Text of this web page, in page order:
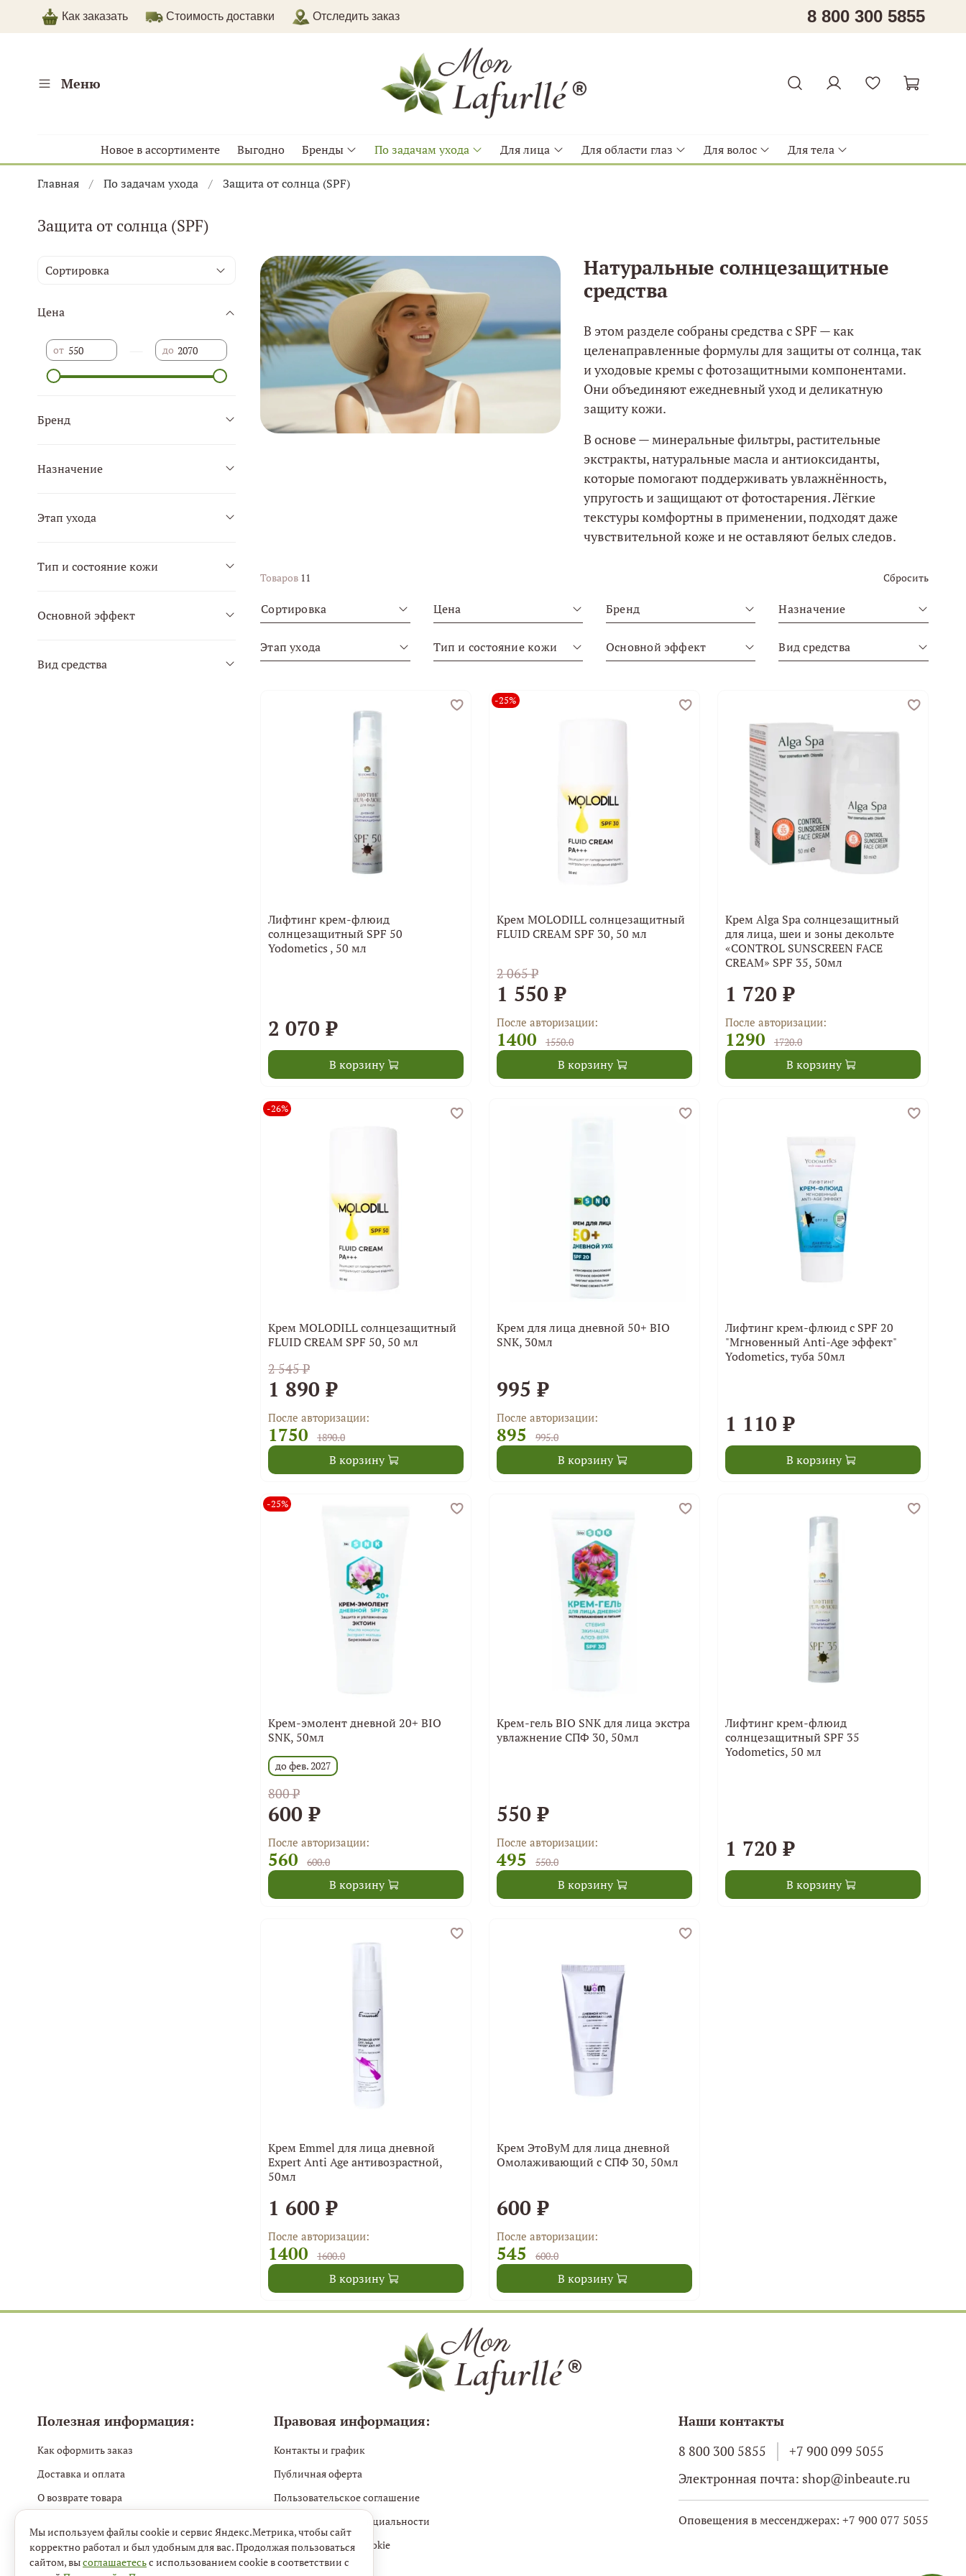
Как заказать Стоимость доставки Отследить заказ 8 800 300 5855
Меню
Новое в ассортименте Выгодно Бренды По задачам ухода Для лица Для области глаз Для волос Для тела
Главная По задачам ухода Защита от солнца (SPF)
Защита от солнца (SPF)
Натуральные солнцезащитные
средства
В этом разделе собраны средства с SPF — как
целенаправленные формулы для защиты от солнца, так
и уходовые кремы с фотозащитными компонентами.
Они объединяют ежедневный уход и деликатную
защиту кожи.
В основе — минеральные фильтры, растительные
экстракты, натуральные масла и антиоксиданты,
которые помогают поддерживать увлажнённость,
упругость и защищают от фотостарения. Лёгкие
текстуры комфортны в применении, подходят даже
чувствительной коже и не оставляют белых следов.
Товаров 11 Сбросить
Сортировка Цена Бренд Назначение
Этап ухода Тип и состояние кожи Основной эффект Вид средства
Лифтинг крем-флюид
солнцезащитный SPF 50
Yodometics , 50 мл
2 070 ₽
В корзину
-25%
Крем MOLODILL солнцезащитный
FLUID CREAM SPF 30, 50 мл
2 065 ₽
1 550 ₽
После авторизации:
1400 1550.0
В корзину
Крем Alga Spa cолнцезащитный
для лица, шеи и зоны декольте
«CONTROL SUNSCREEN FACE
CREAM» SPF 35, 50мл
1 720 ₽
После авторизации:
1290 1720.0
В корзину
-26%
Крем MOLODILL солнцезащитный
FLUID CREAM SPF 50, 50 мл
2 545 ₽
1 890 ₽
После авторизации:
1750 1890.0
В корзину
Крем для лица дневной 50+ BIO
SNK, 30мл
995 ₽
После авторизации:
895 995.0
В корзину
Лифтинг крем-флюид с SPF 20
"Мгновенный Anti-Age эффект"
Yodometics, туба 50мл
1 110 ₽
В корзину
-25%
Крем-эмолент дневной 20+ BIO
SNK, 50мл
до фев. 2027
800 ₽
600 ₽
После авторизации:
560 600.0
В корзину
Крем-гель BIO SNK для лица экстра
увлажнение СПФ 30, 50мл
550 ₽
После авторизации:
495 550.0
В корзину
Лифтинг крем-флюид
солнцезащитный SPF 35
Yodometics, 50 мл
1 720 ₽
В корзину
Крем Emmel для лица дневной
Expert Anti Age антивозрастной,
50мл
1 600 ₽
После авторизации:
1400 1600.0
В корзину
Крем ЭтоВуМ для лица дневной
Омолаживающий с СПФ 30, 50мл
600 ₽
После авторизации:
545 600.0
В корзину
Цена
от до
Бренд
Назначение
Этап ухода
Тип и состояние кожи
Основной эффект
Вид средства
Полезная информация:
Как оформить заказ
Доставка и оплата
О возврате товара
Правовая информация:
Контакты и график
Публичная оферта
Пользовательское соглашение
Политика конфиденциальности
Политика файлов cookie
Наши контакты
8 800 300 5855
+7 900 099 5055
Электронная почта: shop@inbeaute.ru
Оповещения в мессенджерах: +7 900 077 5055
Мы используем файлы cookie и сервис Яндекс.Метрика, чтобы сайт
корректно работал и был удобным для вас. Продолжая пользоваться
сайтом, высоглашаетесьс использованием cookie в соответствии с